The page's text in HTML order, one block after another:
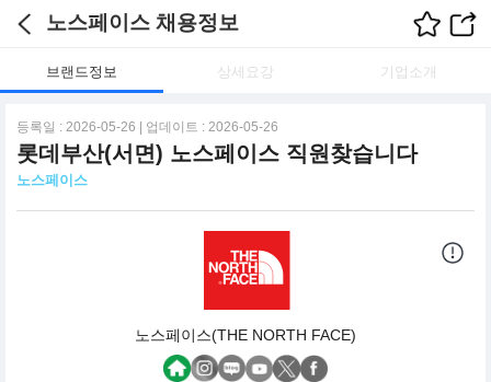
노스페이스 채용정보
브랜드정보 상세요강 기업소개
등록일 : 2026-05-26 | 업데이트 : 2026-05-26
롯데부산(서면) 노스페이스 직원찾습니다
노스페이스
노스페이스(THE NORTH FACE)